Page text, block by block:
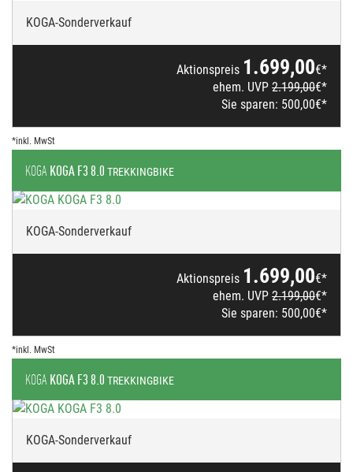
KOGA-Sonderverkauf
Aktionspreis 1.699,00€*
ehem. UVP 2.199,00€*
Sie sparen: 500,00€*
*inkl. MwSt
KOGA KOGA F3 8.0 TREKKINGBIKE
KOGA-Sonderverkauf
Aktionspreis 1.699,00€*
ehem. UVP 2.199,00€*
Sie sparen: 500,00€*
*inkl. MwSt
KOGA KOGA F3 8.0 TREKKINGBIKE
KOGA-Sonderverkauf